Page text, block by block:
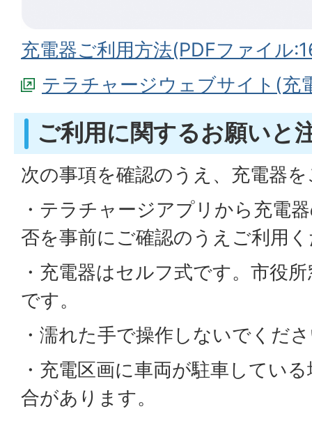
充電器ご利用方法(PDFファイル
テラチャージウェブサイト(充
ご利用に関するお願いと
次の事項を確認のうえ、充電器
・テラチャージアプリから充電
否を事前にご確認のうえご利用
・充電器はセルフ式です。市役
です。
・濡れた手で操作しないでくだ
・充電区画に車両が駐車してい
合があります。